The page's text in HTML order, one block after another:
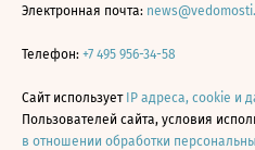
Электронная почта:
Телефон: +7 495 956-34-58
Сайт использует IP адреса, cookie и
Пользователей сайта, условия
в отношении обработки